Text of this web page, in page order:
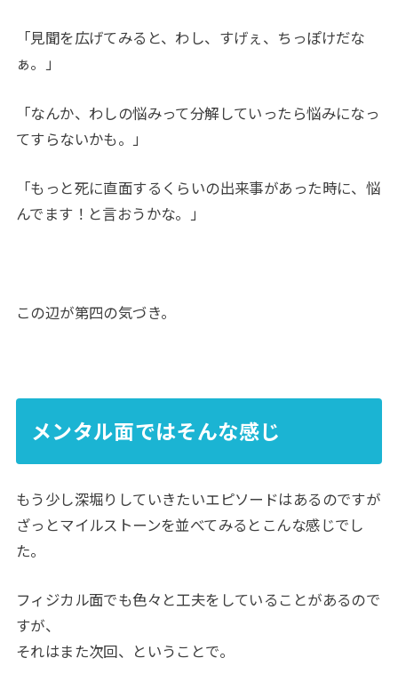
「見聞を広げてみると、わし、すげぇ、ちっぽけだな
ぁ。」
「なんか、わしの悩みって分解していったら悩みになっ
てすらないかも。」
「もっと死に直面するくらいの出来事があった時に、悩
んでます！と言おうかな。」
この辺が第四の気づき。
メンタル面ではそんな感じ
もう少し深堀りしていきたいエピソードはあるのですが
ざっとマイルストーンを並べてみるとこんな感じでし
た。
フィジカル面でも色々と工夫をしていることがあるので
すが、
それはまた次回、ということで。